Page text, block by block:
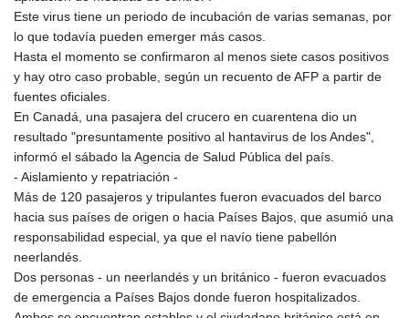
Este virus tiene un periodo de incubación de varias semanas, por
lo que todavía pueden emerger más casos.
Hasta el momento se confirmaron al menos siete casos positivos
y hay otro caso probable, según un recuento de AFP a partir de
fuentes oficiales.
En Canadá, una pasajera del crucero en cuarentena dio un
resultado "presuntamente positivo al hantavirus de los Andes",
informó el sábado la Agencia de Salud Pública del país.
- Aislamiento y repatriación -
Más de 120 pasajeros y tripulantes fueron evacuados del barco
hacia sus países de origen o hacia Países Bajos, que asumió una
responsabilidad especial, ya que el navío tiene pabellón
neerlandés.
Dos personas - un neerlandés y un británico - fueron evacuados
de emergencia a Países Bajos donde fueron hospitalizados.